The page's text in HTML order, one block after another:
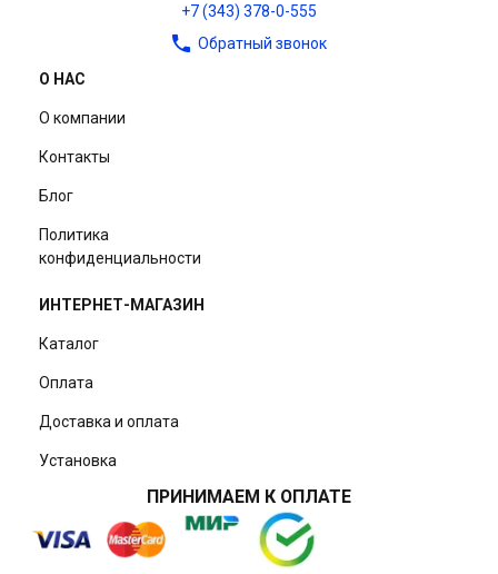
+7 (343) 378-0-555
Обратный звонок
О НАС
О компании
Контакты
Блог
Политика
конфиденциальности
ИНТЕРНЕТ-МАГАЗИН
Каталог
Оплата
Доставка и оплата
Установка
ПРИНИМАЕМ К ОПЛАТЕ